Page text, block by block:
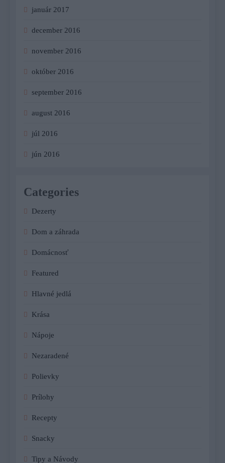
január 2017
december 2016
november 2016
október 2016
september 2016
august 2016
júl 2016
jún 2016
Categories
Dezerty
Dom a záhrada
Domácnosť
Featured
Hlavné jedlá
Krása
Nápoje
Nezaradené
Polievky
Prílohy
Recepty
Snacky
Tipy a Návody